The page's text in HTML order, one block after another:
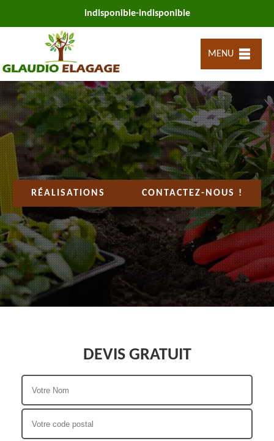
indisponible-indisponible
MENU
RÉALISATIONS CONTACTEZ-NOUS !
DEVIS GRATUIT